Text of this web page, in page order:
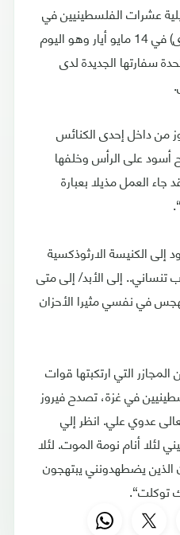
عشرات الفلسطينيين في
احتجاجات (مسيرة العودة الكبرى) في 14 مايو أيار وهو اليوم
سفارتها الجديدة لدى
من داخل إحدى الكنائس
على الرأس وخلفها
العمل مذيلا بعبارة
إلى الكنيسة الارثوذكسية
تنساني.. إلى الأبد/ إلى متى
في نفسي مثيرا الأحزان
التي ارتكبتها قوات
في غزة، تصدح فيروز
عدوي علي. انظر إلي
لئلا أنام نومة الموت. لئلا
يضطهدونني يبتهجون
توكلت“.